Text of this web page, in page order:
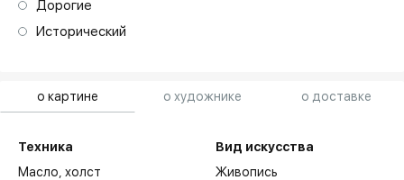
о картине о художнике о доставке
Техника
Масло,холст
Вид искусства
Живопись
Дорогие
Исторический